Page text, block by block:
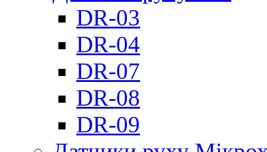
DR-03
DR-04
DR-07
DR-08
DR-09